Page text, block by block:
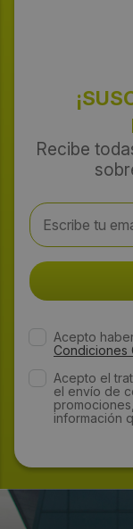
Recibe
Acepto
Condiciones
Acepto el
el envío de
información